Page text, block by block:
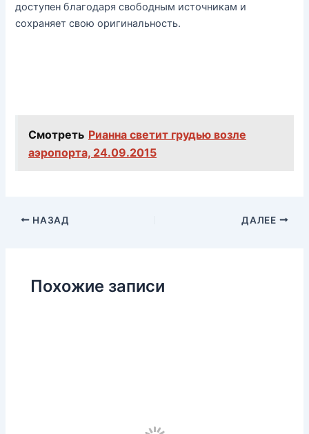
доступен благодаря свободным источникам и
сохраняет свою оригинальность.
Смотреть Рианна светит грудью возле
аэропорта, 24.09.2015
НАЗАД ДАЛЕЕ
Похожие записи